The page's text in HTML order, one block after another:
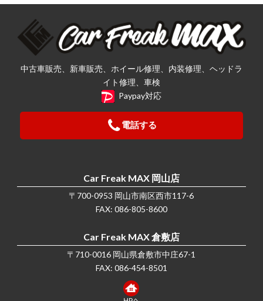
中古車販売、新車販売、ホイール修理、内装修理、ヘッドラ
イト修理、車検
Paypay対応
電話する
Car Freak MAX 岡山店
〒700-0953 岡山市南区西市117-6
FAX: 086-805-8600
Car Freak MAX 倉敷店
〒710-0016 岡山県倉敷市中庄67-1
FAX: 086-454-8501